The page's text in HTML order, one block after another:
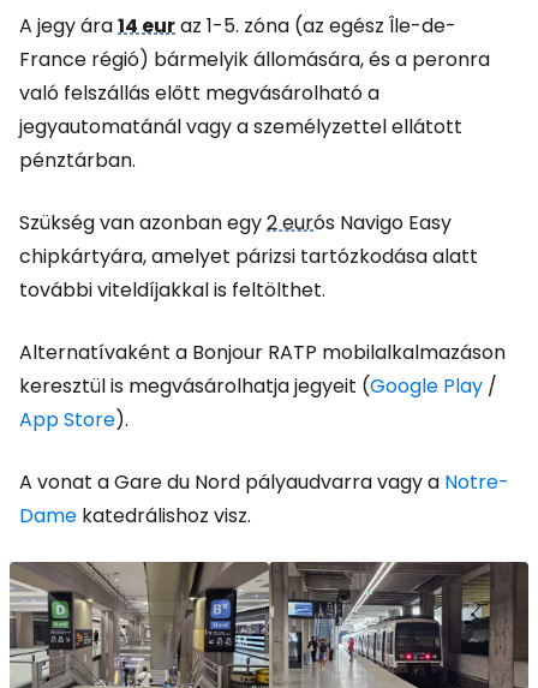
A jegy ára14 euraz 1-5. zóna (az egész Île-de-
France régió) bármelyik állomására, és a peronra
való felszállás előtt megvásárolható a
jegyautomatánál vagy a személyzettel ellátott
pénztárban.
Szükség van azonban egy2 eurós Navigo Easy
chipkártyára, amelyet párizsi tartózkodása alatt
további viteldíjakkal is feltölthet.
Alternatívaként a Bonjour RATP mobilalkalmazáson
keresztül is megvásárolhatja jegyeit (Google Play /
App Store).
A vonat a Gare du Nord pályaudvarra vagy a Notre-
Dame katedrálishoz visz.